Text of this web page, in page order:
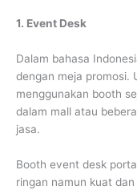
1. Event Desk
Dalam bahasa
dengan meja promosi.
menggunakan booth
dalam mall atau
jasa.
Booth event desk
ringan namun kuat